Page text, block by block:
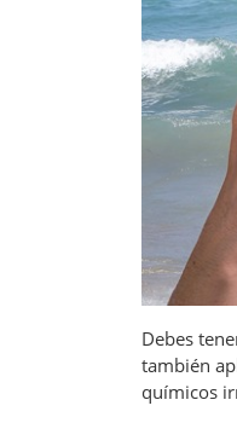
Debes
también
químicos